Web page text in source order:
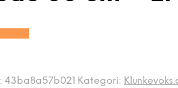
43ba8a57b021 Kategori: